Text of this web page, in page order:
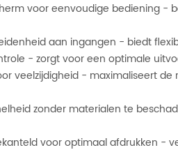
voor eenvoudige bediening -
aan ingangen - biedt
- zorgt voor een optimale
veelzijdigheid - maximaliseert
zonder materialen te
voor optimaal afdrukken -